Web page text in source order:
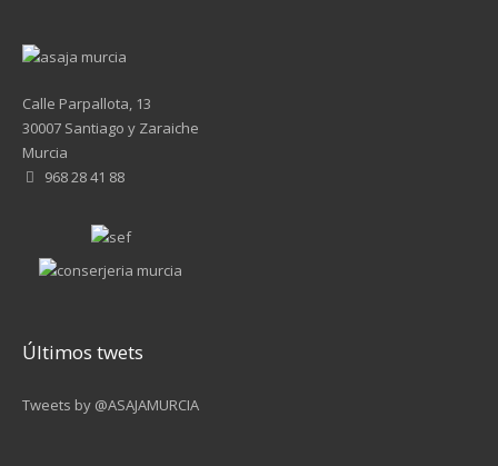
Calle Parpallota, 13
30007 Santiago y Zaraiche
Murcia
968 28 41 88
Últimos twets
Tweets by @ASAJAMURCIA